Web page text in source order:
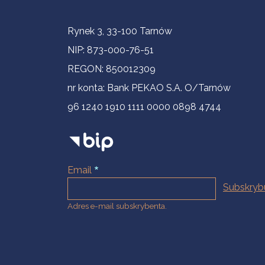
Informacje kontaktowe
Rynek 3, 33-100 Tarnów
NIP: 873-000-76-51
REGON: 850012309
nr konta: Bank PEKAO S.A. O/Tarnów
96 1240 1910 1111 0000 0898 4744
Email
Adres e-mail subskrybenta.